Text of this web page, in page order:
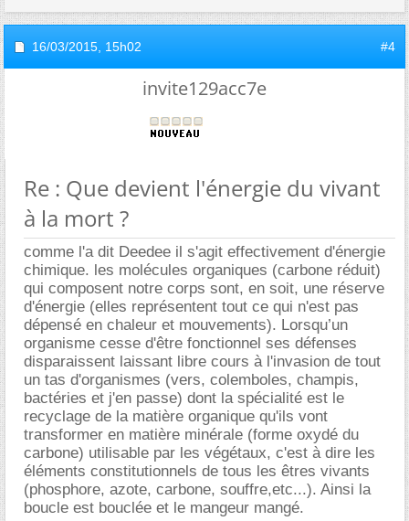
16/03/2015, 15h02 #4
invite129acc7e
Re : Que devient l'énergie du vivant
à la mort ?
comme l'a dit Deedee il s'agit effectivement d'énergie
chimique. les molécules organiques (carbone réduit)
qui composent notre corps sont, en soit, une réserve
d'énergie (elles représentent tout ce qui n'est pas
dépensé en chaleur et mouvements). Lorsqu’un
organisme cesse d'être fonctionnel ses défenses
disparaissent laissant libre cours à l'invasion de tout
un tas d'organismes (vers, colemboles, champis,
bactéries et j'en passe) dont la spécialité est le
recyclage de la matière organique qu'ils vont
transformer en matière minérale (forme oxydé du
carbone) utilisable par les végétaux, c'est à dire les
éléments constitutionnels de tous les êtres vivants
(phosphore, azote, carbone, souffre,etc...). Ainsi la
boucle est bouclée et le mangeur mangé.